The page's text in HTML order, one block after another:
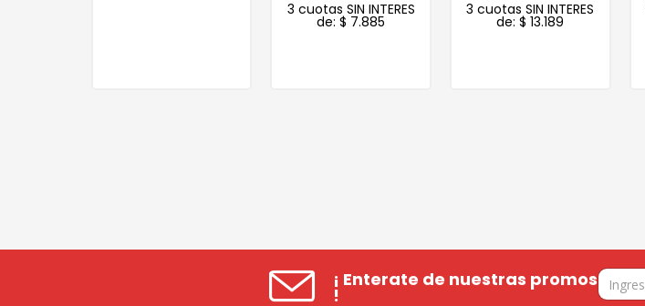
3 cuotas SIN INTERES
de: $7.885
3 cuotas SIN INTERES
de: $13.189
¡ Enterate de nuestras promos
!